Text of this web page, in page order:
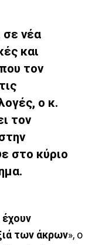
σε νέα
και
τον
ο κ.
τον
στο κύριο
έχουν
των άκρων», ο